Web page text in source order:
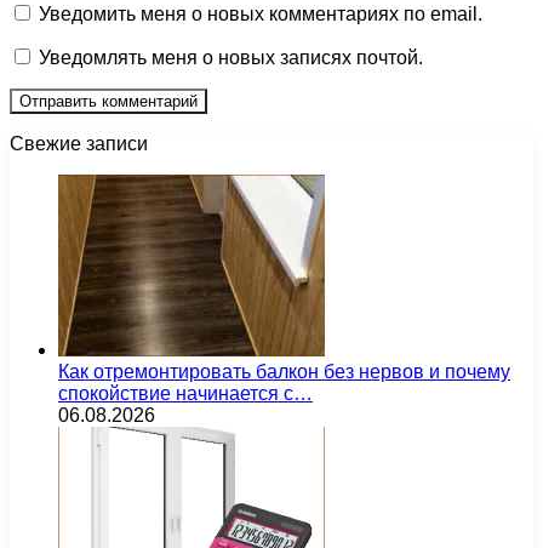
Уведомить меня о новых комментариях по email.
Уведомлять меня о новых записях почтой.
Свежие записи
Как отремонтировать балкон без нервов и почему
спокойствие начинается с…
06.08.2026